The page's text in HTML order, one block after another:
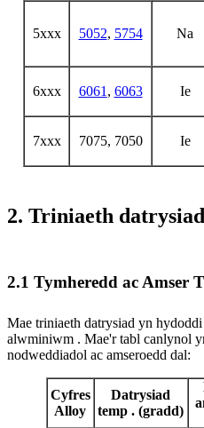
5xxx 5052, 5754 Na
6xxx 6061 , 6063 Ie
7xxx 7075, 7050 Ie
2. Triniaeth
2.1 Tymheredd ac Amser
Mae triniaeth datrysiad yn
alwminiwm . Mae'r tabl canlynol
nodweddiadol ac amseroedd dal:
Cyfres
Alloy
Datrysiad
temp . (gradd)